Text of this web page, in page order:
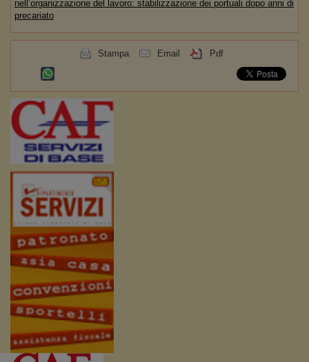
nell’organizzazione del lavoro: stabilizzazione dei portuali dopo anni di
precariato
Stampa Email Pdf